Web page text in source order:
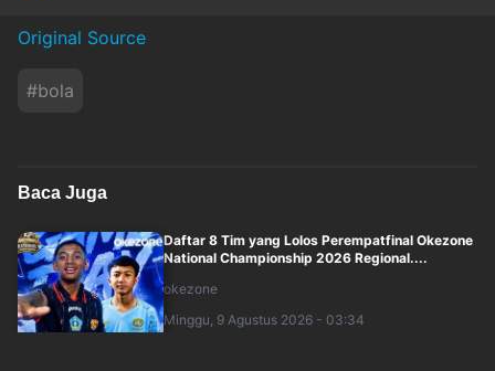
Original Source
#bola
Baca Juga
Daftar 8 Tim yang Lolos Perempatfinal Okezone
National Championship 2026 Regional....
okezone
Minggu, 9 Agustus 2026 - 03:34